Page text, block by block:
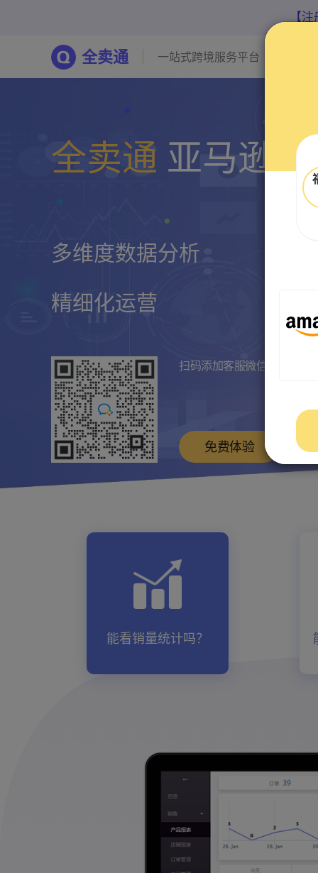
【
全卖通 一站式跨境服务平台
能看销量统计吗？
全卖通 亚马逊
多维度数据分析
精细化运营
扫码添加客服微信
免费体验